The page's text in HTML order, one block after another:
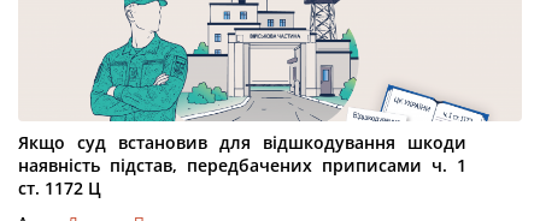
Якщо суд встановив для відшкодування шкоди
наявність підстав, передбачених приписами ч. 1
ст. 1172 Ц